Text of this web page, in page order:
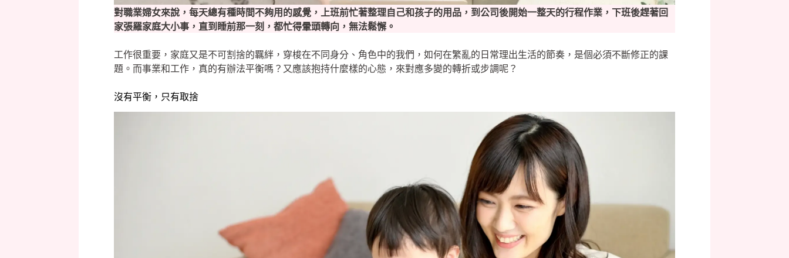
對職業婦女來說，每天總有種時間不夠用的感覺，上班前忙著整理自己和孩子的用品，到公司後開始一整天的行程作業，下班後趕著回
家張羅家庭大小事，直到睡前那一刻，都忙得暈頭轉向，無法鬆懈。
工作很重要，家庭又是不可割捨的羈絆，穿梭在不同身分、角色中的我們，如何在繁亂的日常理出生活的節奏，是個必須不斷修正的課
題。而事業和工作，真的有辦法平衡嗎？又應該抱持什麼樣的心態，來對應多變的轉折或步調呢？
沒有平衡，只有取捨